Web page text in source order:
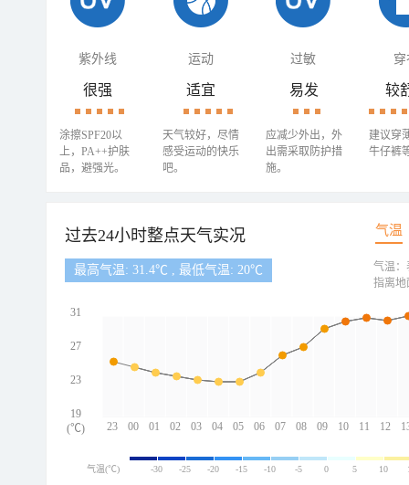
紫外线 运动 过敏 穿
很强
涂擦SPF20以
上，PA++护肤
品，避强光。
适宜
天气较好，尽情
感受运动的快乐
吧。
易发
应减少外出，外
出需采取防护措
施。
较
建议穿
牛仔裤
过去24小时整点天气实况 气温
最高气温: 31.4℃ , 最低气温: 20℃
23 00 01 02 03 04 05 06 07 08 09 10 11 12
31
27
23
19
(℃)
气温：
指离地
气温(℃) -30 -25 -20 -15 -10 -5 0 5 10